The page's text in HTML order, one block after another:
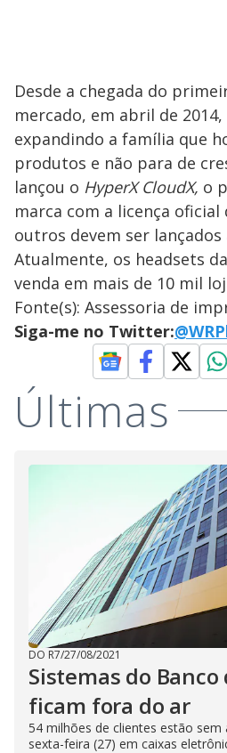
Desde a chegada do
mercado, em abril de 2014,
expandindo a família que
produtos e não para de
lançou o HyperX CloudX, o
marca com a licença oficial
outros devem ser lançados
Atualmente, os headsets
venda em mais de 10 mil
Fonte(s): Assessoria de
Siga-me no Twitter:
Últimas
DO R7/27/08/2021
Sistemas do Banco
ficam fora do ar
54 milhões de clientes estão sem
sexta-feira (27) em caixas